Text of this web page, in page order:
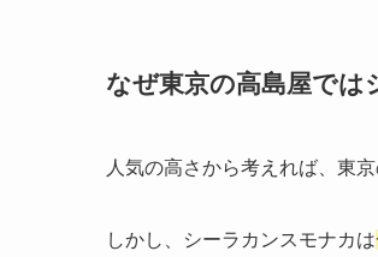
なぜ東京の高島屋で
人気の高さから考えれば、東
しかし、シーラカンスモナカは